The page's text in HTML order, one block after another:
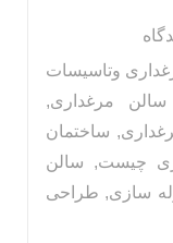
وتاسیسات
مرغداری,
, ساختمان
چیست, سالن
سازی, طراحی